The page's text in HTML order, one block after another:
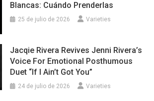
Blancas: Cuándo Prenderlas
25 de julio de 2026 Varieties
Jacqie Rivera Revives Jenni Rivera’s
Voice For Emotional Posthumous
Duet “If I Ain’t Got You”
24 de julio de 2026 Varieties